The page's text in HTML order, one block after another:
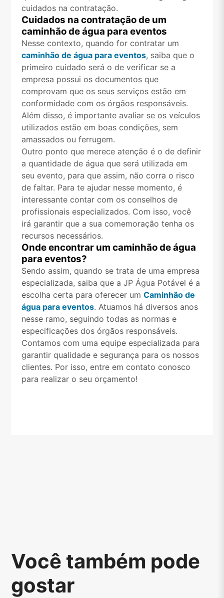
cuidados na contratação.
Cuidados na contratação de um
caminhão de água para eventos
Nesse contexto, quando for contratar um
caminhão de água para eventos, saiba que o
primeiro cuidado será o de verificar se a
empresa possui os documentos que
comprovam que os seus serviços estão em
conformidade com os órgãos responsáveis.
Além disso, é importante avaliar se os veículos
utilizados estão em boas condições, sem
amassados ou ferrugem.
Outro ponto que merece atenção é o de definir
a quantidade de água que será utilizada em
seu evento, para que assim, não corra o risco
de faltar. Para te ajudar nesse momento, é
interessante contar com os conselhos de
profissionais especializados. Com isso, você
irá garantir que a sua comemoração tenha os
recursos necessários.
Onde encontrar um caminhão de água
para eventos?
Sendo assim, quando se trata de uma empresa
especializada, saiba que a JP Água Potável é a
escolha certa para oferecer um Caminhão de
água para eventos. Atuamos há diversos anos
nesse ramo, seguindo todas as normas e
especificações dos órgãos responsáveis.
Contamos com uma equipe especializada para
garantir qualidade e segurança para os nossos
clientes. Por isso, entre em contato conosco
para realizar o seu orçamento!
Você também pode
gostar